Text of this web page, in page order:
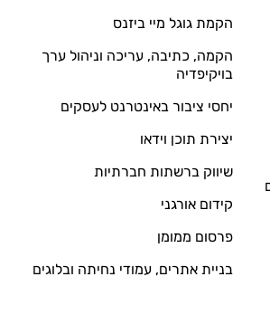
הקמת גוגל מיי ביזנס
הקמה, כתיבה, עריכה וניהול ערך
בויקיפדיה
יחסי ציבור באינטרנט לעסקים
יצירת תוכן וידאו
שיווק ברשתות חברתיות
קידום אורגני
פרסום ממומן
בניית אתרים, עמודי נחיתה ובלוגים